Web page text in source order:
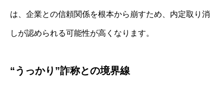
は、企業との信頼関係を根本から崩すため、内定取り消
しが認められる可能性が高くなります。
“うっかり”詐称との境界線